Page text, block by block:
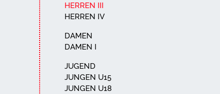
HERREN III
HERREN IV
DAMEN
DAMEN I
JUGEND
JUNGEN U15
JUNGEN U18